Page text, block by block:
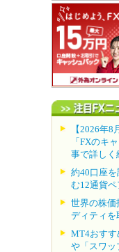
【2026年
「FXのキ
事で詳しく
約40口座
む12通貨ペ
世界の株価
ディティを
MT4おすす
や「スワッ